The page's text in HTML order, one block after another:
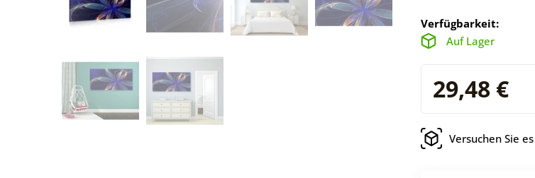
Verfügbarkeit:
Auf Lager
29,48 €
Versuchen Sie